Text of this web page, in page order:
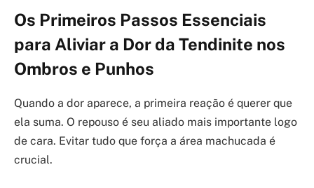
Os Primeiros Passos Essenciais
para Aliviar a Dor da Tendinite nos
Ombros e Punhos
Quando a dor aparece, a primeira reação é querer que
ela suma. O repouso é seu aliado mais importante logo
de cara. Evitar tudo que força a área machucada é
crucial.